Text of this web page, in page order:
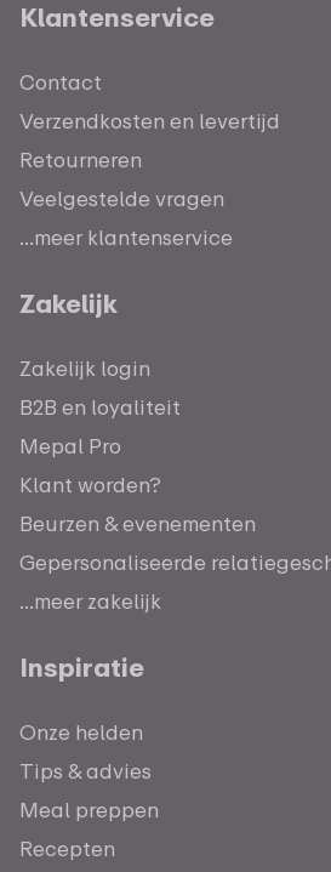
Klantenservice
Contact
Verzendkosten en levertijd
Retourneren
Veelgestelde vragen
...meer klantenservice
Zakelijk
Zakelijk login
B2B en loyaliteit
Mepal Pro
Klant worden?
Beurzen & evenementen
Gepersonaliseerde
...meer zakelijk
Inspiratie
Onze helden
Tips & advies
Meal preppen
Recepten